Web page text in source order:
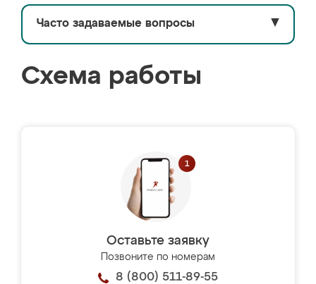
Часто задаваемые вопросы ▼
Схема работы
Оставьте заявку
Позвоните по номерам
8 (800) 511-89-55